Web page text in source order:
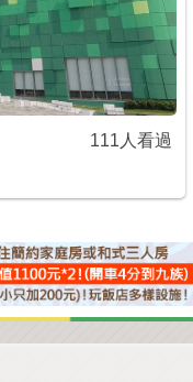
111人看過